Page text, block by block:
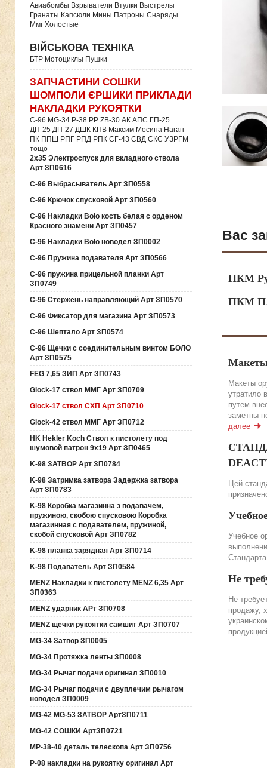
Авиабомбы Взрыватели Втулки Выстрелы
Гранаты Капсюли Мины Патроны Снаряды
Ммг Холостые
ВІЙСЬКОВА ТЕХНІКА
БТР Мотоциклы Пушки
ЗАПЧАСТИНИ СОШКИ
ШОМПОЛИ ЄРШИКИ ПРИКЛАДИ
НАКЛАДКИ РУКОЯТКИ
C-96 MG-34 P-38 PP ZB-30 АК АПС ГП-25
ДП-25 ДП-27 ДШК КПВ Максим Мосина Наган
ПК ППШ РПГ РПД РПК СГ-43 СВД CКС УЗРГМ
тощо
2х35 Электроспуск для вкладного ствола
Арт ЗП0616
C-96 Выбрасыватель Арт ЗП0558
C-96 Крючок спусковой Арт ЗП0560
C-96 Накладки Bolo кость белая с орденом
Красного знамени Арт ЗП0457
C-96 Накладки Bolo новодел ЗП0002
C-96 Пружина подавателя Арт ЗП0566
C-96 пружина прицельной планки Арт
ЗП0749
C-96 Стержень направляющий Арт ЗП0570
C-96 Фиксатор для магазина Арт ЗП0573
C-96 Шептало Арт ЗП0574
C-96 Щечки с соединительным винтом БОЛО
Арт ЗП0575
FEG 7,65 ЗИП Арт ЗП0743
Glock-17 ствол ММГ Арт ЗП0709
Glock-17 ствол СХП Арт ЗП0710
Glock-42 ствол ММГ Арт ЗП0712
HK Hekler Koch Ствол к пистолету под
шумовой патрон 9х19 Арт ЗП0465
K-98 ЗАТВОР Арт ЗП0784
K-98 Затримка затвора Задержка затвора
Арт ЗП0783
K-98 Коробка магазинна з подавачем,
пружиною, скобою спусковою Коробка
магазинная с подавателем, пружиной,
скобой спусковой Арт ЗП0782
K-98 планка зарядная Арт ЗП0714
K-98 Подаватель Арт ЗП0584
MENZ Накладки к пистолету MENZ 6,35 Арт
ЗП0363
MENZ ударник АРт ЗП0708
MENZ щёчки рукоятки самшит Арт ЗП0707
MG-34 Затвор ЗП0005
MG-34 Протяжка ленты ЗП0008
MG-34 Рычаг подачи оригинал ЗП0010
MG-34 Рычаг подачи с двуплечим рычагом
новодел ЗП0009
MG-42 MG-53 ЗАТВОР АртЗП0711
MG-42 СОШКИ АртЗП0721
MP-38-40 деталь телескопа Арт ЗП0756
P-08 накладки на рукоятку оригинал Арт
Вас
ПКМ
ПКМ
Макеты
Макеты
утратило
путем
заметны
далее
Цей
Учебное
Не
Не
продажу,